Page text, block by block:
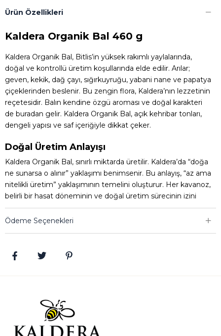
Ürün Özellikleri
Kaldera Organik Bal 460 g
Kaldera Organik Bal, Bitlis’in yüksek rakımlı yaylalarında,
doğal ve kontrollü üretim koşullarında elde edilir. Arılar;
geven, kekik, dağ çayı, sığırkuyruğu, yabani nane ve papatya
çiçeklerinden beslenir. Bu zengin flora, Kaldera’nın lezzetinin
reçetesidir. Balın kendine özgü aroması ve doğal karakteri
de buradan gelir. Kaldera Organik Bal, açık kehribar tonları,
dengeli yapısı ve saf içeriğiyle dikkat çeker.
Doğal Üretim Anlayışı
Kaldera Organik Bal, sınırlı miktarda üretilir. Kaldera’da “doğa
ne sunarsa o alınır” yaklaşımı benimsenir. Bu anlayış, “az ama
nitelikli üretim” yaklaşımının temelini oluşturur. Her kavanoz,
belirli bir hasat döneminin ve doğal üretim sürecinin izini
taşır.
Kaldera Organik Bal, Bitlis’teki üretim tesisinde kalite kontrol
ve analiz süreçlerinden geçirilerek paketlenir. Katkı maddesi
hazırlanır ve üretimin her aşaması izlenebilir yapıda ilerler.
platformlarda da karşılık bulur. 2023 ve 2024 yıllarında Londra
Uluslararası Bal Yarışması’nda kazanılan Altın Ödüller, bu
anlayışın önemli bir yansımasıdır.
Ödeme Seçenekleri